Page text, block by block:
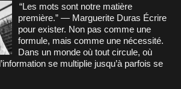
“Les mots sont notre matière
première.” — Marguerite Duras Écrire
pour exister. Non pas comme une
formule, mais comme une nécessité.
Dans un monde où tout circule, où
se multiplie jusqu’à parfois se